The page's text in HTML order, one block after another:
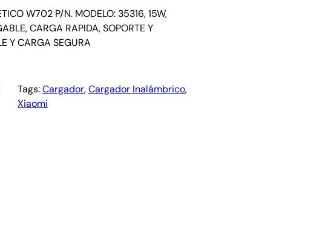
W702 P/N. MODELO: 35316, 15W,
CARGA RAPIDA, SOPORTE Y
Y CARGA SEGURA
Tags:Cargador, Cargador Inalámbrico
Xiaomi